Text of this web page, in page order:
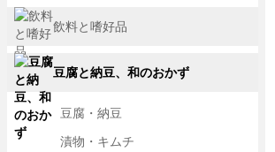
飲料と嗜好品
豆腐と納豆、和のおかず
豆腐・納豆
漬物・キムチ